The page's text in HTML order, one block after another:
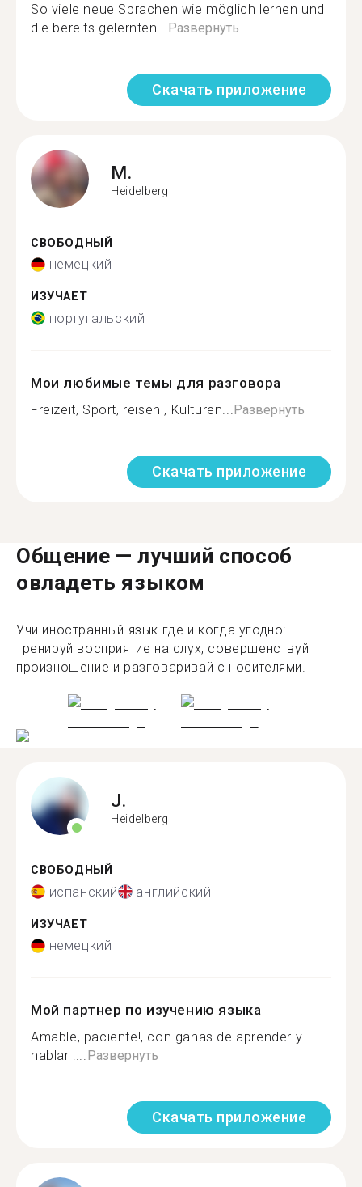
So viele neue Sprachen wie möglich lernen und
die bereits gelernten... Развернуть
Скачать приложение
M.
Heidelberg
СВОБОДНЫЙ
немецкий
ИЗУЧАЕТ
португальский
Мои любимые темы для разговора
Freizeit, Sport, reisen , Kulturen... Развернуть
Скачать приложение
Общение — лучший способ
овладеть языком
Учи иностранный язык где и когда угодно:
тренируй восприятие на слух, совершенствуй
произношение и разговаривай с носителями.
J.
Heidelberg
СВОБОДНЫЙ
испанский английский
ИЗУЧАЕТ
немецкий
Мой партнер по изучению языка
Amable, paciente!, con ganas de aprender y
hablar :...Развернуть
Скачать приложение